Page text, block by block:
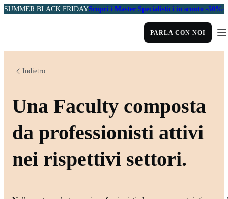
SUMMER BLACK FRIDAYScopri i Master Specialistici in sconto -50%
PARLA CON NOI
Indietro
Una Faculty composta
da professionisti attivi
nei rispettivi settori.